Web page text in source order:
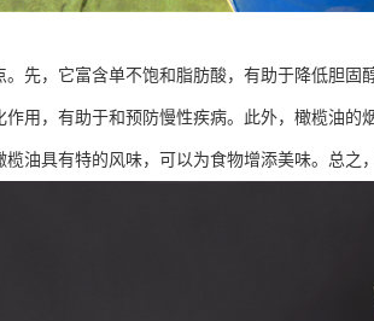
。先，它富含单不饱和脂肪酸，有助于降低胆
作用，有助于和预防慢性疾病。此外，橄榄油
榄油具有特的风味，可以为食物增添美味。总之